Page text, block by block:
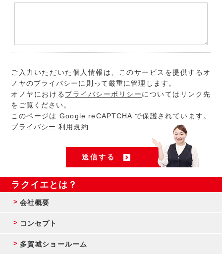
ご入力いただいた個人情報は、このサービスを提供するオ
ノヤのプライバシーに則って厳重に管理します。
オノヤにおける プライバシーポリシーについてはリンク先
をご覧ください。
このページは Google reCAPTCHA で保護されています。
プライバシー 利用規約
ラクイエとは？
会社概要
コンセプト
多賀城ショールーム